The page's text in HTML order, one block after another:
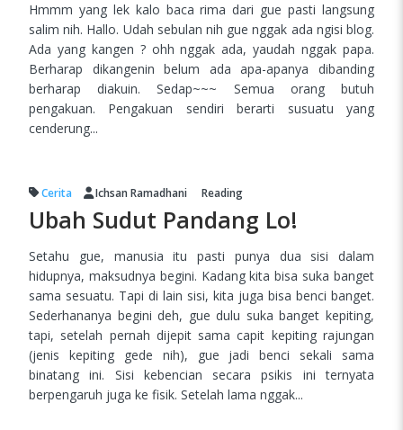
Hmmm yang lek kalo baca rima dari gue pasti langsung
salim nih. Hallo. Udah sebulan nih gue nggak ada ngisi blog.
Ada yang kangen ? ohh nggak ada, yaudah nggak papa.
Berharap dikangenin belum ada apa-apanya dibanding
berharap diakuin. Sedap~~~ Semua orang butuh
pengakuan. Pengakuan sendiri berarti susuatu yang
cenderung...
Cerita Ichsan Ramadhani Reading
Ubah Sudut Pandang Lo!
Setahu gue, manusia itu pasti punya dua sisi dalam
hidupnya, maksudnya begini. Kadang kita bisa suka banget
sama sesuatu. Tapi di lain sisi, kita juga bisa benci banget.
Sederhananya begini deh, gue dulu suka banget kepiting,
tapi, setelah pernah dijepit sama capit kepiting rajungan
(jenis kepiting gede nih), gue jadi benci sekali sama
binatang ini. Sisi kebencian secara psikis ini ternyata
berpengaruh juga ke fisik. Setelah lama nggak...